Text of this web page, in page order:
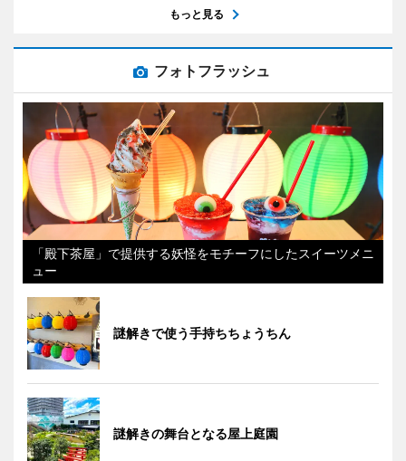
もっと見る
フォトフラッシュ
「殿下茶屋」で提供する妖怪をモチーフにしたスイーツメニ
ュー
謎解きで使う手持ちちょうちん
謎解きの舞台となる屋上庭園